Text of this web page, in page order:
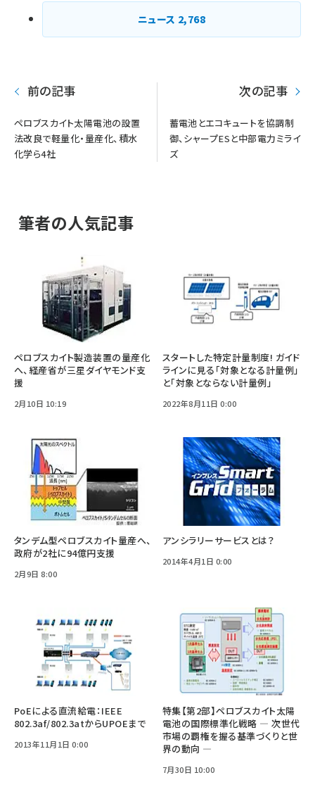
ニュース 2,768
前の記事
ペロブスカイト太陽電池の設置
法改良で軽量化・量産化、積水
化学ら4社
次の記事
蓄電池とエコキュートを協調制
御、シャープESと中部電力ミライ
ズ
筆者の人気記事
ペロブスカイト製造装置の量産化
へ、経産省が三星ダイヤモンド支
援
2月10日 10:19
スタートした特定計量制度! ガイド
ラインに見る「対象となる計量例」
と「対象とならない計量例」
2022年8月11日 0:00
タンデム型ペロブスカイト量産へ、
政府が2社に94億円支援
2月9日 8:00
アンシラリーサービスとは？
2014年4月1日 0:00
PoEによる直流給電：IEEE
802.3af/802.3atからUPOEまで
2013年11月1日 0:00
特集【第2部】ペロブスカイト太陽
電池の国際標準化戦略 ― 次世代
市場の覇権を握る基準づくりと世
界の動向 ―
7月30日 10:00